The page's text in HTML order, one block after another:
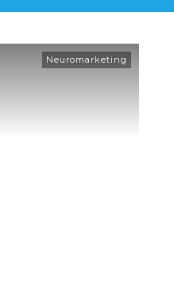
Neuromarketing